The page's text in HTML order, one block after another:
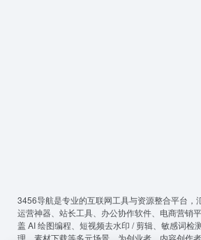
3456导航是专业的互联网工具与资源整合平台，
运营神器、站长工具、办公协作软件、电商营销
盖 AI 绘图编程、短视频去水印 / 剪辑、敏感词检
理、素材下载等多元场景，为创业者、内容创作